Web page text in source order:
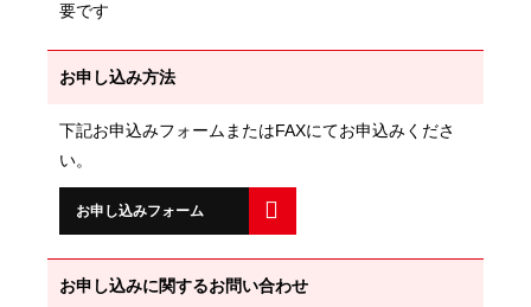
要です
お申し込み方法
下記お申込みフォームまたはFAXにてお申込みくださ
い。
お申し込みフォーム
お申し込みに関するお問い合わせ